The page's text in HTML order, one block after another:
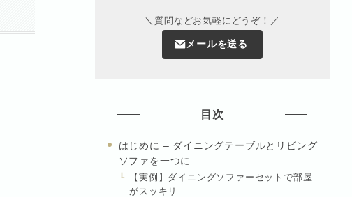
＼質問などお気軽にどうぞ！／
メールを送る
目次
はじめに – ダイニングテーブルとリビング
ソファを一つに
【実例】ダイニングソファーセットで部屋
がスッキリ